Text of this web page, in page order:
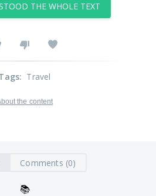
THE WHOLE TEXT
: Travel
the content
Comments (0)
📚